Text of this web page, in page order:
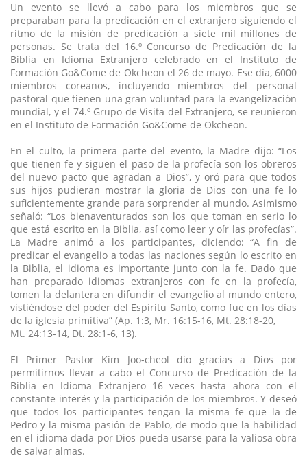
Un evento se llevó a cabo para los miembros que se
preparaban para la predicación en el extranjero siguiendo el
ritmo de la misión de predicación a siete mil millones de
personas. Se trata del 16.º Concurso de Predicación de la
Biblia en Idioma Extranjero celebrado en el Instituto de
Formación Go&Come de Okcheon el 26 de mayo. Ese día, 6000
miembros coreanos, incluyendo miembros del personal
pastoral que tienen una gran voluntad para la evangelización
mundial, y el 74.º Grupo de Visita del Extranjero, se reunieron
en el Instituto de Formación Go&Come de Okcheon.
En el culto, la primera parte del evento, la Madre dijo: “Los
que tienen fe y siguen el paso de la profecía son los obreros
del nuevo pacto que agradan a Dios”, y oró para que todos
sus hijos pudieran mostrar la gloria de Dios con una fe lo
suficientemente grande para sorprender al mundo. Asimismo
señaló: “Los bienaventurados son los que toman en serio lo
que está escrito en la Biblia, así como leer y oír las profecías”.
La Madre animó a los participantes, diciendo: “A fin de
predicar el evangelio a todas las naciones según lo escrito en
la Biblia, el idioma es importante junto con la fe. Dado que
han preparado idiomas extranjeros con fe en la profecía,
tomen la delantera en difundir el evangelio al mundo entero,
vistiéndose del poder del Espíritu Santo, como fue en los días
de la iglesia primitiva” (Ap. 1:3, Mr. 16:15-16, Mt. 28:18-20,
Mt. 24:13-14, Dt. 28:1-6, 13).
El Primer Pastor Kim Joo-cheol dio gracias a Dios por
permitirnos llevar a cabo el Concurso de Predicación de la
Biblia en Idioma Extranjero 16 veces hasta ahora con el
constante interés y la participación de los miembros. Y deseó
que todos los participantes tengan la misma fe que la de
Pedro y la misma pasión de Pablo, de modo que la habilidad
en el idioma dada por Dios pueda usarse para la valiosa obra
de salvar almas.